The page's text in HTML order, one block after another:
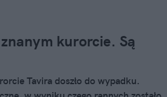
kurorcie. Są
Tavira doszło do wypadku.